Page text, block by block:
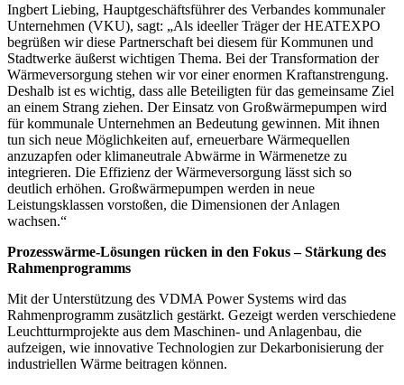
Ingbert Liebing, Hauptgeschäftsführer des Verbandes kommunaler
Unternehmen (VKU), sagt: „Als ideeller Träger der HEATEXPO
begrüßen wir diese Partnerschaft bei diesem für Kommunen und
Stadtwerke äußerst wichtigen Thema. Bei der Transformation der
Wärmeversorgung stehen wir vor einer enormen Kraftanstrengung.
Deshalb ist es wichtig, dass alle Beteiligten für das gemeinsame Ziel
an einem Strang ziehen. Der Einsatz von Großwärmepumpen wird
für kommunale Unternehmen an Bedeutung gewinnen. Mit ihnen
tun sich neue Möglichkeiten auf, erneuerbare Wärmequellen
anzuzapfen oder klimaneutrale Abwärme in Wärmenetze zu
integrieren. Die Effizienz der Wärmeversorgung lässt sich so
deutlich erhöhen. Großwärmepumpen werden in neue
Leistungsklassen vorstoßen, die Dimensionen der Anlagen
wachsen.“
Prozesswärme-Lösungen rücken in den Fokus – Stärkung des
Rahmenprogramms
Mit der Unterstützung des VDMA Power Systems wird das
Rahmenprogramm zusätzlich gestärkt. Gezeigt werden verschiedene
Leuchtturmprojekte aus dem Maschinen- und Anlagenbau, die
aufzeigen, wie innovative Technologien zur Dekarbonisierung der
industriellen Wärme beitragen können.